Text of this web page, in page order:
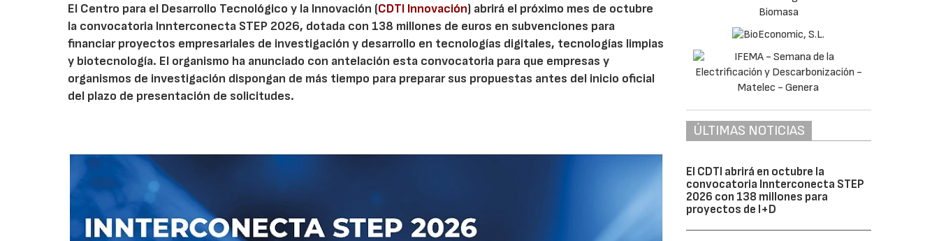
El Centro para el Desarrollo Tecnológico y la Innovación (CDTI Innovación) abrirá el próximo mes de octubre
la convocatoria Innterconecta STEP 2026, dotada con 138 millones de euros en subvenciones para
financiar proyectos empresariales de investigación y desarrollo en tecnologías digitales, tecnologías limpias
y biotecnología. El organismo ha anunciado con antelación esta convocatoria para que empresas y
organismos de investigación dispongan de más tiempo para preparar sus propuestas antes del inicio oficial
del plazo de presentación de solicitudes.
ÚLTIMAS NOTICIAS
El CDTI abrirá en octubre la
convocatoria Innterconecta STEP
2026 con 138 millones para
proyectos de I+D